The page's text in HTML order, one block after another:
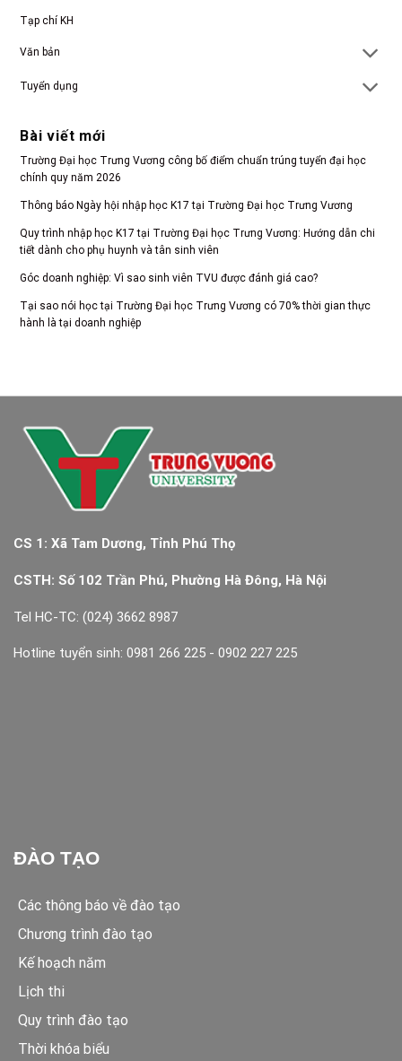
Tạp chí KH
Văn bản
Tuyển dụng
Bài viết mới
Trường Đại học Trưng Vương công bố điểm chuẩn trúng tuyển đại học
chính quy năm 2026
Thông báo Ngày hội nhập học K17 tại Trường Đại học Trưng Vương
Quy trình nhập học K17 tại Trường Đại học Trưng Vương: Hướng dẫn chi
tiết dành cho phụ huynh và tân sinh viên
Góc doanh nghiệp: Vì sao sinh viên TVU được đánh giá cao?
Tại sao nói học tại Trường Đại học Trưng Vương có 70% thời gian thực
hành là tại doanh nghiệp
CS 1: Xã Tam Dương, Tỉnh Phú Thọ
CSTH: Số 102 Trần Phú, Phường Hà Đông, Hà Nội
Tel HC-TC: (024) 3662 8987
Hotline tuyển sinh: 0981 266 225 - 0902 227 225
ĐÀO TẠO
Các thông báo về đào tạo
Chương trình đào tạo
Kế hoạch năm
Lịch thi
Quy trình đào tạo
Thời khóa biểu